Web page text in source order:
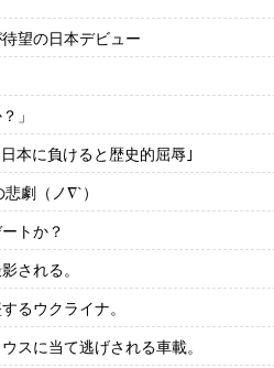
望の日本デビュー
」
本に負けると歴史的屈辱｣
劇（ノ∇`）
トか？
される。
るウクライナ。
スに当て逃げされる車載。